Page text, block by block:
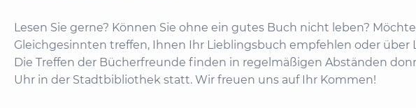
Lesen Sie gerne? Können Sie ohne ein gutes Buch nicht leben?
Gleichgesinnten treffen, Ihnen Ihr Lieblingsbuch empfehlen oder über
Die Treffen der Bücherfreunde finden in regelmäßigen Abständen
Uhr in der Stadtbibliothek statt. Wir freuen uns auf Ihr Kommen!